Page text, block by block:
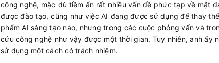
công nghệ, mặc dù tiềm ẩn rất nhiều vấn đề phức tạp về mặt
được đào tạo, cũng như việc AI đang được sử dụng để thay
phẩm AI sáng tạo nào, nhưng trong các cuộc phỏng vấn và
cứu công nghệ như vậy được một thời gian. Tuy nhiên, anh ấy
sử dụng một cách có trách nhiệm.